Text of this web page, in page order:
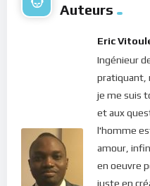
En effet, il faut savoir que la
‘est du coeur que
meurtres, les adultères, les
témoignages, les calomnies
19). Ces choses qui
assombrissent son regard
divine. En conséquence,
inconsciemment, des liens
mortes du monde.
Auteurs
Eric
Ingénieur
pratiquant,
je me suis
et aux
l'homme
amour,
en oeuvre
juste en